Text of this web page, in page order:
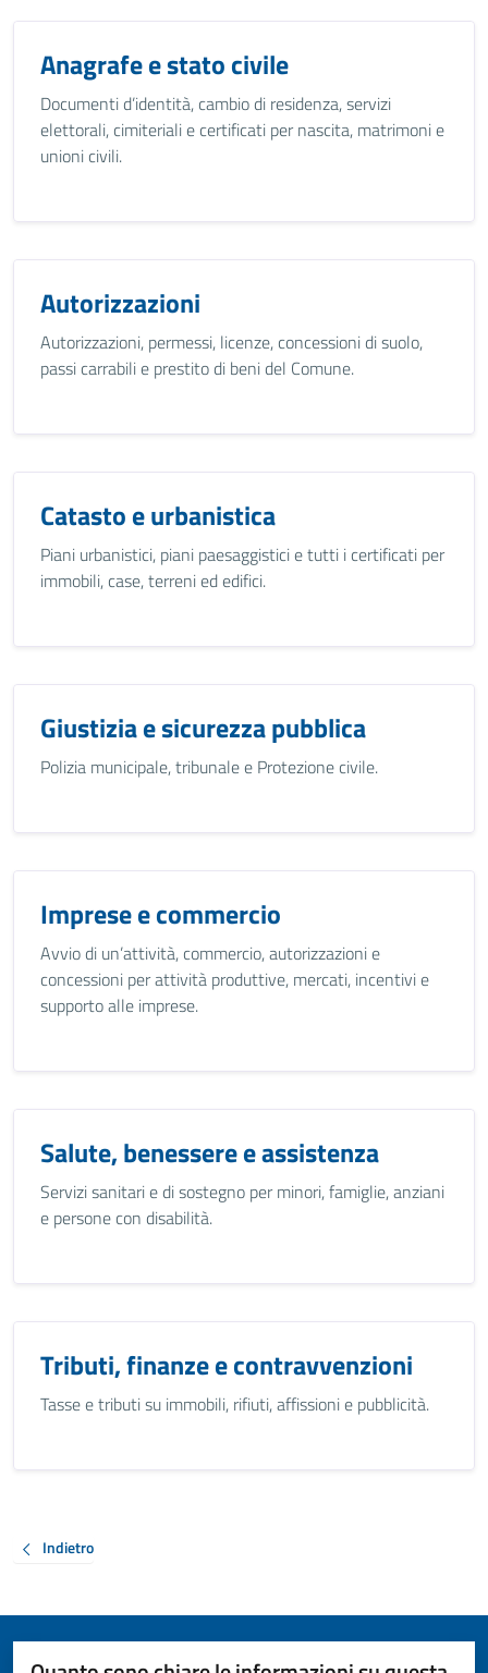
Anagrafe e stato civile
Documenti d’identità, cambio di residenza, servizi
elettorali, cimiteriali e certificati per nascita, matrimoni e
unioni civili.
Autorizzazioni
Autorizzazioni, permessi, licenze, concessioni di suolo,
passi carrabili e prestito di beni del Comune.
Catasto e urbanistica
Piani urbanistici, piani paesaggistici e tutti i certificati per
immobili, case, terreni ed edifici.
Giustizia e sicurezza pubblica
Polizia municipale, tribunale e Protezione civile.
Imprese e commercio
Avvio di un’attività, commercio, autorizzazioni e
concessioni per attività produttive, mercati, incentivi e
supporto alle imprese.
Salute, benessere e assistenza
Servizi sanitari e di sostegno per minori, famiglie, anziani
e persone con disabilità.
Tributi, finanze e contravvenzioni
Tasse e tributi su immobili, rifiuti, affissioni e pubblicità.
Indietro